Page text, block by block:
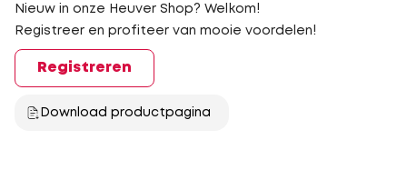
Nieuw in onze Heuver Shop? Welkom!
Registreer en profiteer van mooie voordelen!
Registreren
Download productpagina